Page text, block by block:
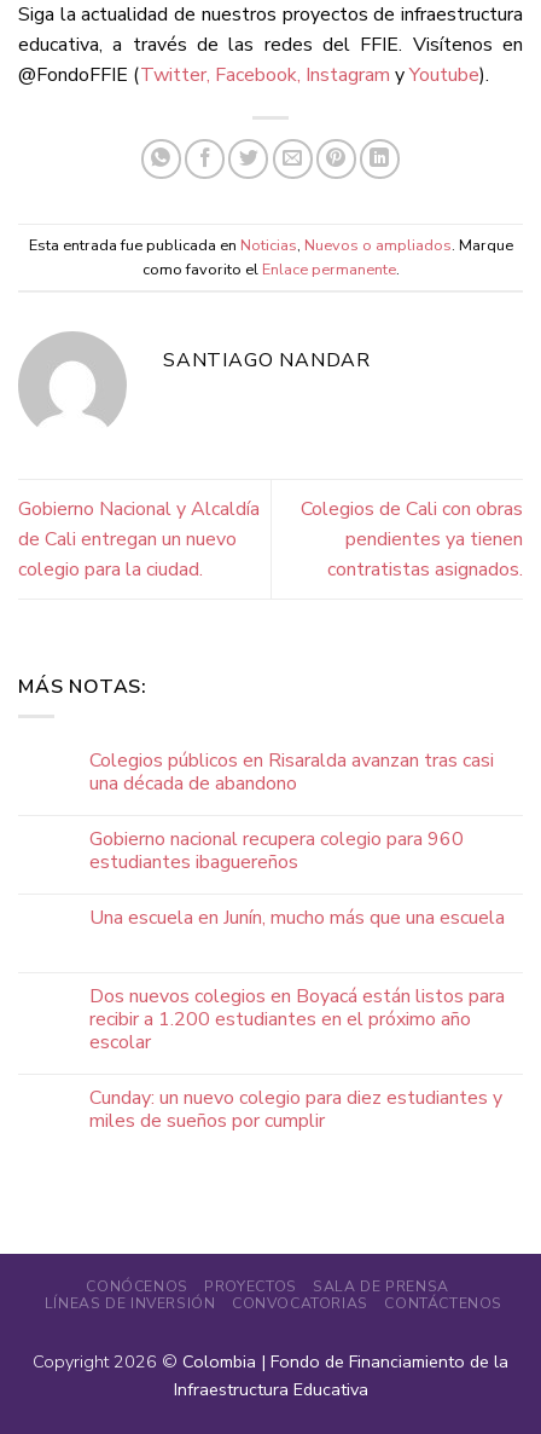
Siga la actualidad de nuestros proyectos de infraestructura
educativa, a través de las redes del FFIE. Visítenos en
@FondoFFIE (Twitter, Facebook, Instagram yYoutube).
Esta entrada fue publicada en Noticias, Nuevos o ampliados. Marque
como favorito el Enlace permanente.
SANTIAGO NANDAR
Gobierno Nacional y Alcaldía
de Cali entregan un nuevo
colegio para la ciudad.
Colegios de Cali con obras
pendientes ya tienen
contratistas asignados.
MÁS NOTAS:
Colegios públicos en Risaralda avanzan tras casi
una década de abandono
Gobierno nacional recupera colegio para 960
estudiantes ibaguereños
Una escuela en Junín, mucho más que una escuela
Dos nuevos colegios en Boyacá están listos para
recibir a 1.200 estudiantes en el próximo año
escolar
Cunday: un nuevo colegio para diez estudiantes y
miles de sueños por cumplir
CONÓCENOS PROYECTOS
SALA DE PRENSA
LÍNEAS DE INVERSIÓN
CONVOCATORIAS CONTÁCTENOS
Copyright 2026 © Colombia | Fondo de Financiamiento de la
Infraestructura Educativa